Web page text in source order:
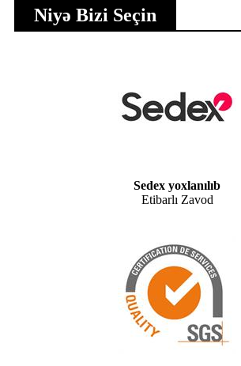
Niyə Bizi Seçin
Sedex yoxlanılıb
Etibarlı Zavod